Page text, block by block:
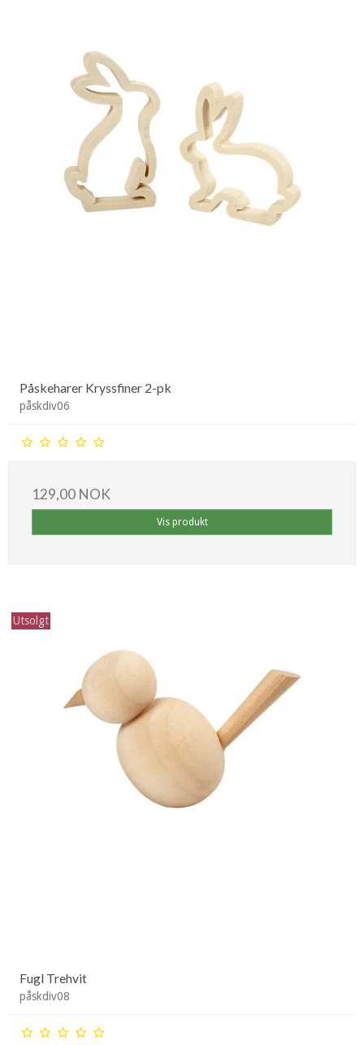
Påskeharer Kryssfiner 2-pk
påskdiv06
129,00 NOK
Vis produkt
Utsolgt
Fugl Trehvit
påskdiv08